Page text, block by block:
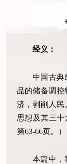
经义：
中国古典
品的储备调
济，剥削人
思想及其三十
第63-66页。）
本篇中，